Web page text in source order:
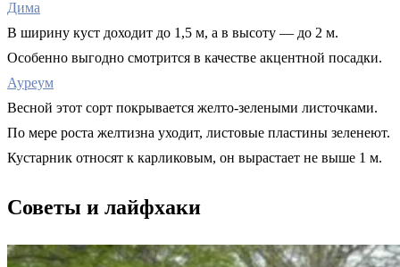
Дима
В ширину куст доходит до 1,5 м, а в высоту — до 2 м.
Особенно выгодно смотрится в качестве акцентной посадки.
Ауреум
Весной этот сорт покрывается желто-зелеными листочками.
По мере роста желтизна уходит, листовые пластины зеленеют.
Кустарник относят к карликовым, он вырастает не выше 1 м.
Советы и лайфхаки